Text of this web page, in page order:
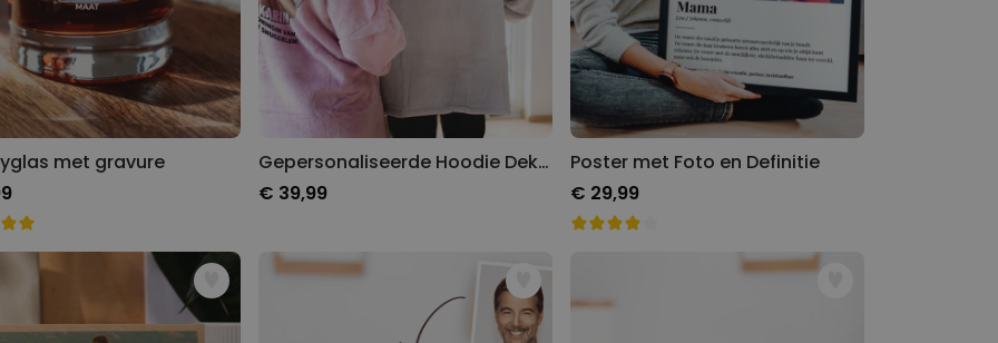
met gravure
Gepersonaliseerde Hoodie Deken met Foto en Tekst
€ 39,99
Poster met Foto en Definitie
€ 29,99